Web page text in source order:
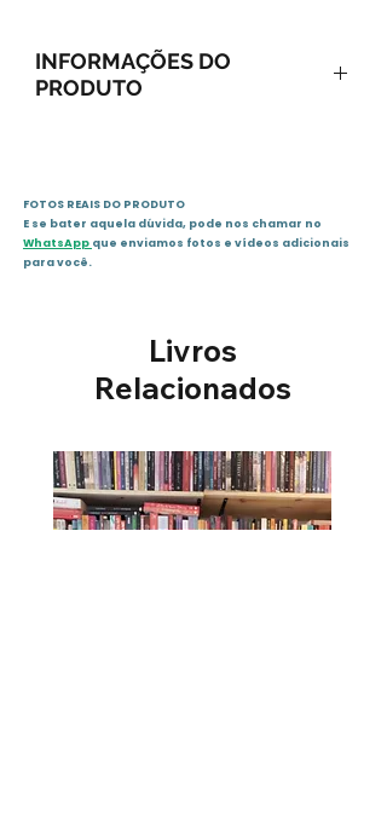
INFORMAÇÕES DO
PRODUTO
Idioma: português
Editora: Record
FOTOS REAIS DO PRODUTO
E se bater aquela dúvida, pode nos chamar no
WhatsApp que enviamos fotos e vídeos adicionais
para você.
Livros
Relacionados